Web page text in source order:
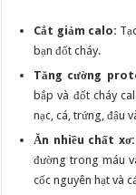
Cắt giảm calo:
bạn đốt cháy.
Tăng cường
bắp và đốt cháy
nạc, cá, trứng, đậu
Ăn nhiều chất xơ:
đường trong máu
cốc nguyên hạt và